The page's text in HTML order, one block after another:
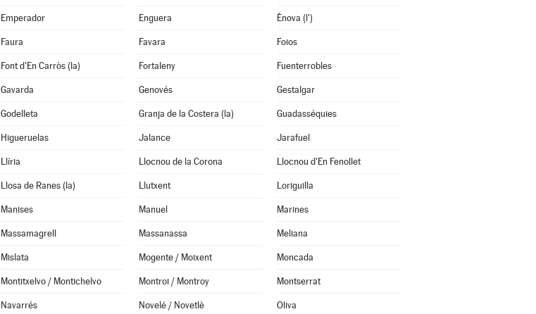
Emperador Enguera Ènova (l')
Faura Favara Foios
Font d'En Carròs (la) Fortaleny Fuenterrobles
Gavarda Genovés Gestalgar
Godelleta Granja de la Costera (la) Guadasséquies
Higueruelas Jalance Jarafuel
Llíria Llocnou de la Corona Llocnou d'En Fenollet
Llosa de Ranes (la) Llutxent Loriguilla
Manises Manuel Marines
Massamagrell Massanassa Meliana
Mislata Mogente / Moixent Moncada
Montitxelvo / Montichelvo Montroi / Montroy Montserrat
Navarrés Novelé / Novetlè Oliva